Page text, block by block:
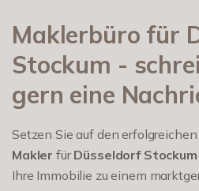
Maklerbüro für
Stockum -
gern eine
Setzen Sie auf den
Makler fürDüsseldorf Stockum
Ihre Immobilie zu einem